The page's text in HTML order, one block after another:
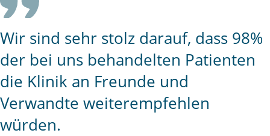
Wir sind sehr stolz darauf, dass 98%
der bei uns behandelten Patienten
die Klinik an Freunde und
Verwandte weiterempfehlen
würden.